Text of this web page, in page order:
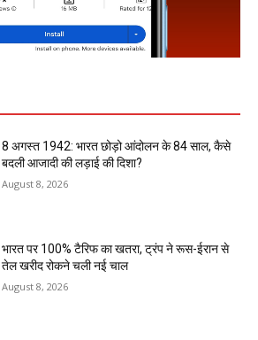
8 अगस्त 1942: भारत छोड़ो आंदोलन के 84 साल, कैसे
बदली आजादी की लड़ाई की दिशा?
August 8, 2026
भारत पर 100% टैरिफ का खतरा, ट्रंप ने रूस-ईरान से
तेल खरीद रोकने चली नई चाल
August 8, 2026